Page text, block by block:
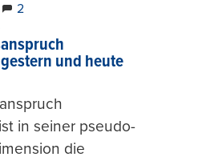
2
und heute
in seiner pseudo-
die